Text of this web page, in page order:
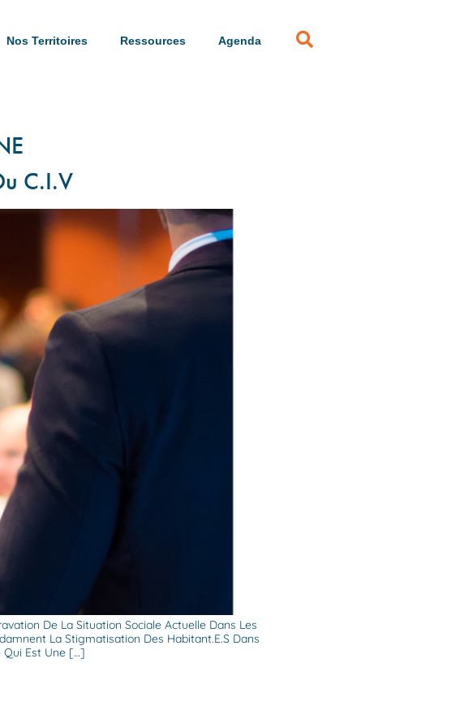
Nos Territoires Ressources Agenda
C.I.V
De La Situation Sociale Actuelle Dans Les
La Stigmatisation Des Habitant.e.s Dans
Qui Est Une […]